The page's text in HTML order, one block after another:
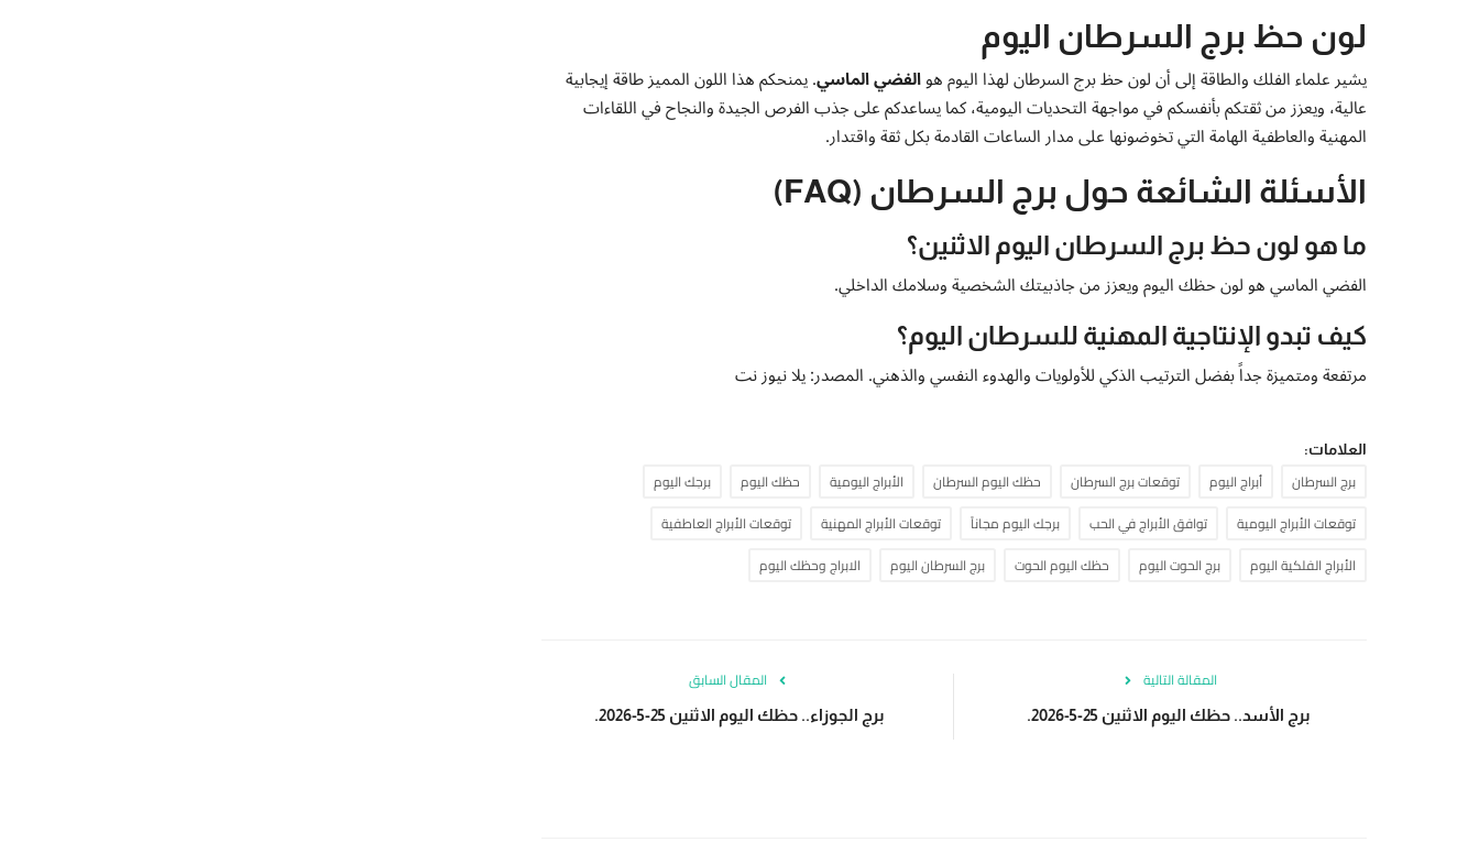
لون حظ برج السرطان اليوم
يشير علماء الفلك والطاقة إلى أن لون حظ برج السرطان لهذا اليوم هوالفضي الماسي. يمنحكم هذا اللون المميز طاقة إيجابية
عالية، ويعزز من ثقتكم بأنفسكم في مواجهة التحديات اليومية، كما يساعدكم على جذب الفرص الجيدة والنجاح في اللقاءات
المهنية والعاطفية الهامة التي تخوضونها على مدار الساعات القادمة بكل ثقة واقتدار.
الأسئلة الشائعة حول برج السرطان (FAQ)
ما هو لون حظ برج السرطان اليوم الاثنين؟
الفضي الماسي هو لون حظك اليوم ويعزز من جاذبيتك الشخصية وسلامك الداخلي.
كيف تبدو الإنتاجية المهنية للسرطان اليوم؟
مرتفعة ومتميزة جداً بفضل الترتيب الذكي للأولويات والهدوء النفسي والذهني. المصدر: يلا نيوز نت
العلامات:
برج السرطان أبراج اليوم توقعات برج السرطان حظك اليوم السرطان الأبراج اليومية حظك اليوم
برجك اليوم
توقعات الأبراج اليومية
توافق الأبراج في الحب برجك اليوم مجاناً توقعات الأبراج المهنية
توقعات الأبراج العاطفية
الأبراج الفلكية اليوم
برج الحوت اليوم حظك اليوم الحوت برج السرطان اليوم الابراج وحظك اليوم
المقال السابق
برج الجوزاء.. حظك اليوم الاثنين 25-5-2026.
المقالة التالية
برج الأسد.. حظك اليوم الاثنين 25-5-2026.